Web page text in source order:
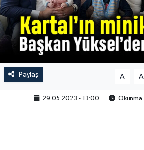
Paylaş A- A
29.05.2023 - 13:00 Okunma